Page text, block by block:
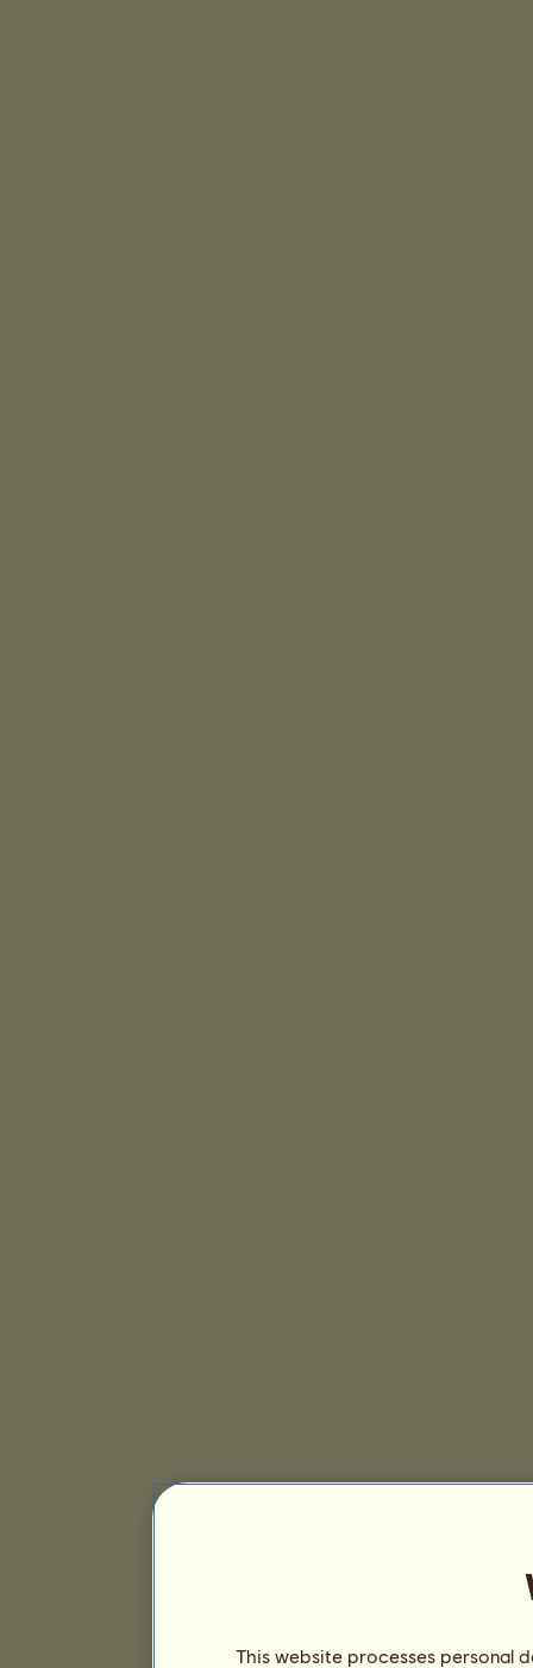
This website processes personal